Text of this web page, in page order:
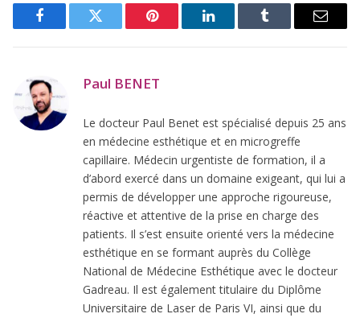
FacebookTwitter Pinterest LinkedIn Tumblr Email
Paul BENET
Le docteur Paul Benet est spécialisé depuis 25 ans
en médecine esthétique et en microgreffe
capillaire. Médecin urgentiste de formation, il a
d’abord exercé dans un domaine exigeant, qui lui a
permis de développer une approche rigoureuse,
réactive et attentive de la prise en charge des
patients. Il s’est ensuite orienté vers la médecine
esthétique en se formant auprès du Collège
National de Médecine Esthétique avec le docteur
Gadreau. Il est également titulaire du Diplôme
Universitaire de Laser de Paris VI, ainsi que du